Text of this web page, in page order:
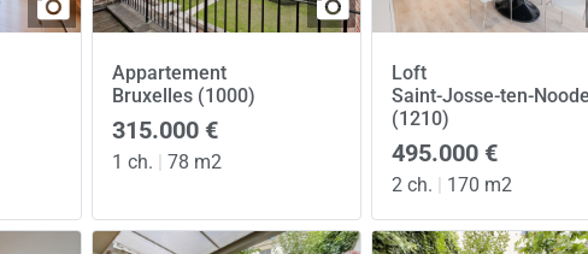
Appartement
Bruxelles (1000)
315.000 €
1 ch. | 78 m2
Loft
Saint-Josse-ten-
(1210)
495.000 €
2 ch. | 170 m2